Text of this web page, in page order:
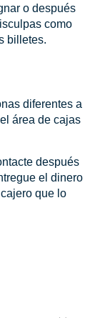
o después
como
billetes.
diferentes a
área de cajas
después
el dinero
que lo